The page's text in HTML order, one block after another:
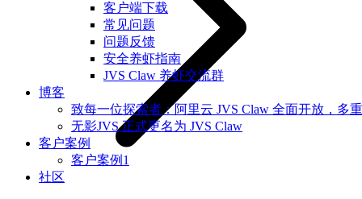
客户端下载
常见问题
问题反馈
安全养虾指南
JVS Claw 养虾交流群
博客
致每一位探索者：阿里云 JVS Claw 全面开放，多
无影JVS 正式更名为 JVS Claw
客户案例
客户案例1
社区